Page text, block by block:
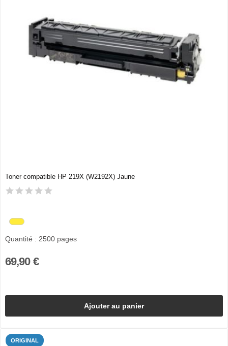
Toner compatible HP 219X (W2192X) Jaune
Quantité : 2500 pages
69,90 €
Ajouter au panier
ORIGINAL